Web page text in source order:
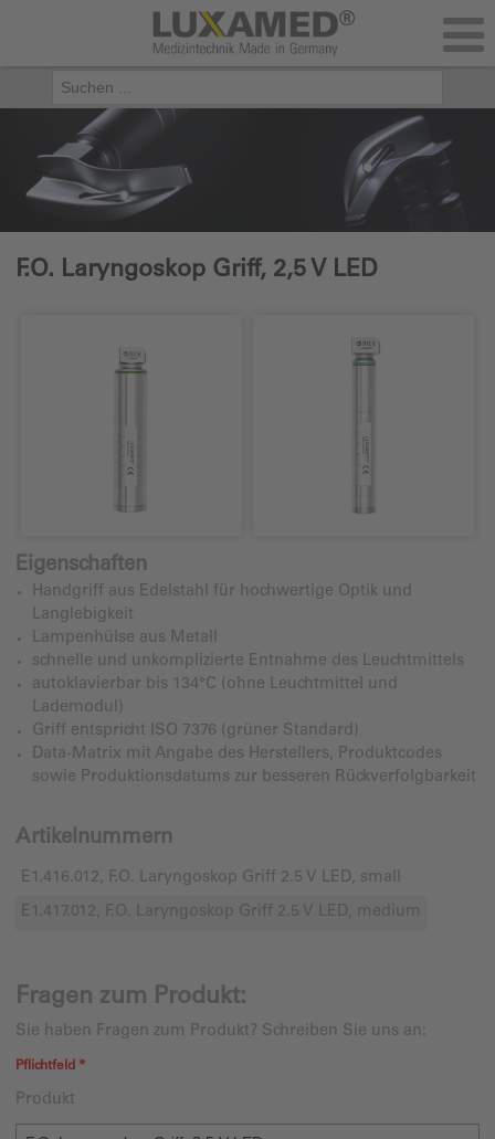
F.O. Laryngoskop Griff, 2,5 V LED
Eigenschaften
Handgriff aus Edelstahl für hochwertige Optik und
Langlebigkeit
Lampenhülse aus Metall
schnelle und unkomplizierte Entnahme des Leuchtmittels
autoklavierbar bis 134°C (ohne Leuchtmittel und
Lademodul)
Griff entspricht ISO 7376 (grüner Standard)
Data-Matrix mit Angabe des Herstellers, Produktcodes
sowie Produktionsdatums zur besseren Rückverfolgbarkeit
Artikelnummern
E1.416.012, F.O. Laryngoskop Griff 2.5 V LED, small
E1.417.012, F.O. Laryngoskop Griff 2.5 V LED, medium
Fragen zum Produkt:
Sie haben Fragen zum Produkt? Schreiben Sie uns an:
Pflichtfeld *
Produkt